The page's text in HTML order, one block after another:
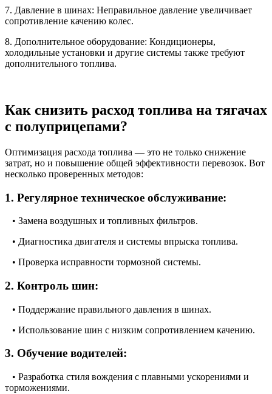
7. Давление в шинах: Неправильное давление увеличивает
сопротивление качению колес.
8. Дополнительное оборудование: Кондиционеры,
холодильные установки и другие системы также требуют
дополнительного топлива.
Как снизить расход топлива на тягачах
с полуприцепами?
Оптимизация расхода топлива — это не только снижение
затрат, но и повышение общей эффективности перевозок. Вот
несколько проверенных методов:
1. Регулярное техническое обслуживание:
• Замена воздушных и топливных фильтров.
• Диагностика двигателя и системы впрыска топлива.
• Проверка исправности тормозной системы.
2. Контроль шин:
• Поддержание правильного давления в шинах.
• Использование шин с низким сопротивлением качению.
3. Обучение водителей:
• Разработка стиля вождения с плавными ускорениями и
торможениями.